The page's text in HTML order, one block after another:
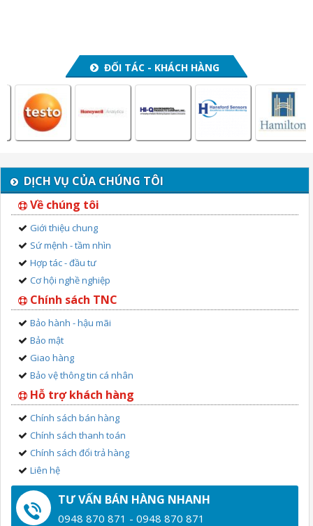
ĐỐI TÁC - KHÁCH HÀNG
DỊCH VỤ CỦA CHÚNG TÔI
Về chúng tôi
Giới thiệu chung
Sứ mệnh - tầm nhìn
Hợp tác - đầu tư
Cơ hội nghề nghiệp
Chính sách TNC
Bảo hành - hậu mãi
Bảo mật
Giao hàng
Bảo vệ thông tin cá nhân
Hỗ trợ khách hàng
Chính sách bán hàng
Chính sách thanh toán
Chính sách đổi trả hàng
Liên hệ
TƯ VẤN BÁN HÀNG NHANH
0948 870 871 - 0948 870 871